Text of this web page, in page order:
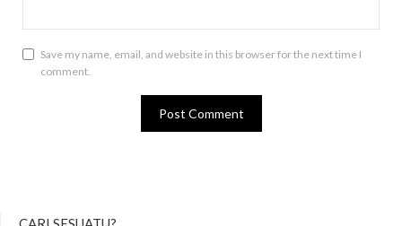
Save my name, email, and website in this browser for the next time I
comment.